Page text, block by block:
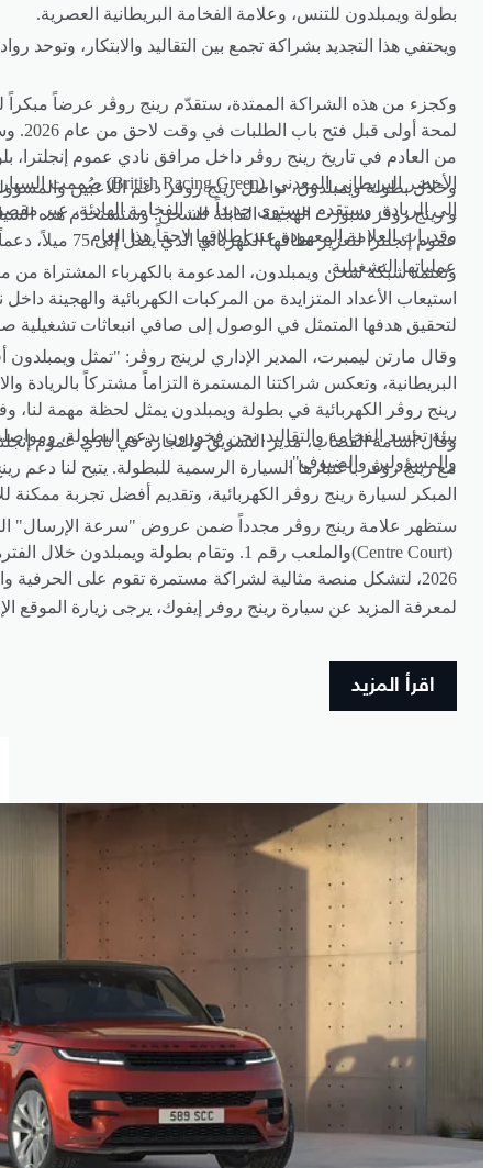
بطولة ويمبلدون للتنس، وعلامة الفخامة البريطانية العصرية.
ويحتفي هذا التجديد بشراكة تجمع بين التقاليد والابتكار، وتوحد
وكجزء من هذه الشراكة الممتدة، ستقدّم رينج روڤر عرضاً مبكراً
لمحة
من العادم في تاريخ رينج روڤر داخل مرافق نادي عموم إنجلترا،
الأخضر البريطاني المعدني(British Racing Green). صُممت
إلى الريادة، وستقدم مستوى جديداً من الفخامة الهادئة، عبر
وقدرات العلامة المعهودة عند إطلاقها لاحقاً هذا العام.
وخلال بطولة ويمبلدون، تواصل رينج روڤر دعم اللاعبين
و رينج روڤر سبورت الهجينة القابلة للشحن. وستستخدم هذه
عموم إنجلترا
عملياتها التشغيلية.
وتعتمد شبكة شحن ويمبلدون، المدعومة بالكهرباء المشتراة
استيعاب الأعداد المتزايدة من المركبات الكهربائية والهجينة
لتحقيق هدفها المتمثل في الوصول إلى صافي انبعاثات تشغيلية
وقال مارتن ليمبرت، المدير الإداري لرينج روڤر: "تمثل
البريطانية، وتعكس شراكتنا المستمرة التزاماً مشتركاً بالريادة
رينج روڤر الكهربائية في بطولة ويمبلدون يمثل لحظة مهمة
بيئة تجسد الفخامة والتقاليد. نحن فخورون بدعم البطولة،
والمسؤولين والضيوف."
وقال أسامة القصاب، مدير التسويق والتجارة في نادي عموم
مع رينج روڤر باعتبارها السيارة الرسمية للبطولة. يتيح لنا دعم
المبكر لسيارة رينج روڤر الكهربائية، وتقديم أفضل تجربة
ستظهر علامة رينج روڤر مجدداً ضمن عروض "سرعة الإرسال"
(Centre Court)
2026، لتشكل منصة مثالية لشراكة مستمرة تقوم على الحرفية والأداء والإرث البريطاني
لمعرفة المزيد عن سيارة رينج روفر إيفوك، يرجى زيارة الموقع
اقرأ المزيد